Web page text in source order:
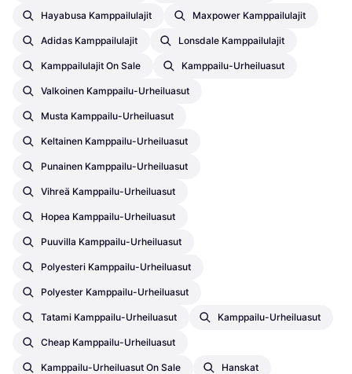
Hayabusa Kamppailulajit Maxpower Kamppailulajit
Adidas Kamppailulajit Lonsdale Kamppailulajit
Kamppailulajit On Sale Kamppailu-Urheiluasut
Valkoinen Kamppailu-Urheiluasut
Musta Kamppailu-Urheiluasut
Keltainen Kamppailu-Urheiluasut
Punainen Kamppailu-Urheiluasut
Vihreä Kamppailu-Urheiluasut
Hopea Kamppailu-Urheiluasut
Puuvilla Kamppailu-Urheiluasut
Polyesteri Kamppailu-Urheiluasut
Polyester Kamppailu-Urheiluasut
Tatami Kamppailu-Urheiluasut Kamppailu-Urheiluasut
Cheap Kamppailu-Urheiluasut
Kamppailu-Urheiluasut On Sale Hanskat